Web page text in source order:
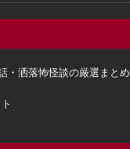
・洒落怖怪談の厳選まとめ